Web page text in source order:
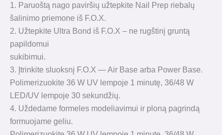
1. Paruoštą nago paviršių užtepkite Nail Prep riebalų
šalinimo priemone iš F.O.X.
2. Užtepkite Ultra Bond iš F.O.X – ne rugštinį gruntą
papildomui
sukibimui.
3. Įtrinkite sluoksnį F.O.X — Air Base arba Power Base.
Polimerizuokite 36 W UV lempoje 1 minutę, 36/48 W
LED/UV lempoje 30 sekundžių.
4. Uždedame formeles modeliavimui ir ploną pagrindą
formuojame geliu.